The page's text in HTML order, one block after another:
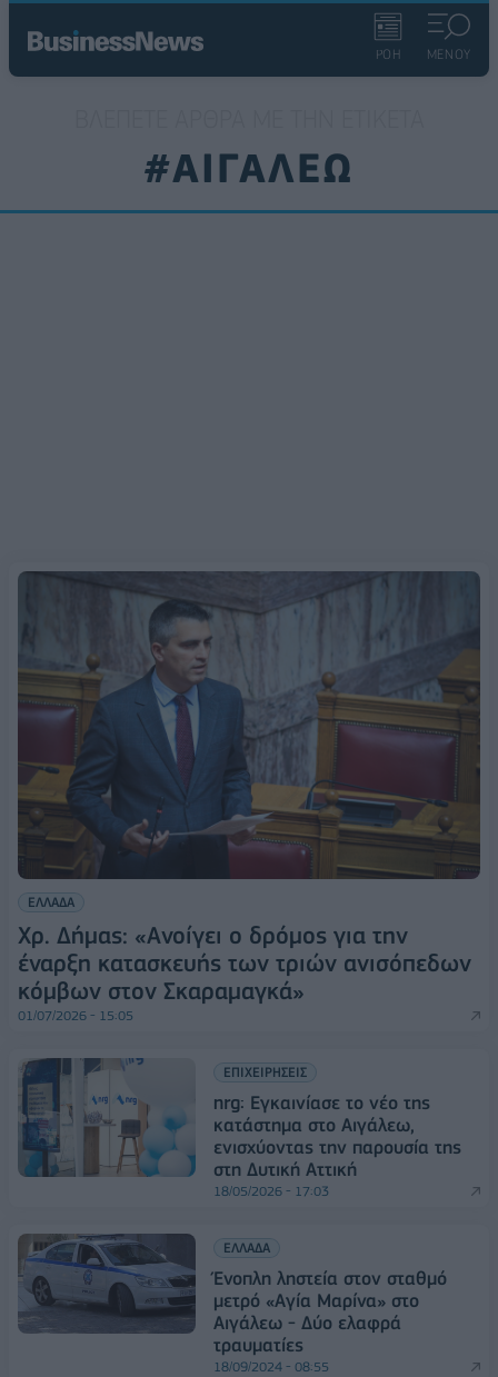
ΡΟΗ ΜΕΝΟΥ
#ΑΙΓΑΛΕΩ
ΕΛΛΑΔΑ
Χρ. Δήμας: «Ανοίγει ο δρόμος για την
έναρξη κατασκευής των τριών ανισόπεδων
κόμβων στον Σκαραμαγκά»
01/07/2026 - 15:05
ΕΠΙΧΕΙΡΗΣΕΙΣ
nrg: Εγκαινίασε το νέο της
κατάστημα στο Αιγάλεω,
ενισχύοντας την παρουσία της
στη Δυτική Αττική
18/05/2026 - 17:03
ΕΛΛΑΔΑ
Ένοπλη ληστεία στον σταθμό
μετρό «Αγία Μαρίνα» στο
Αιγάλεω - Δύο ελαφρά
τραυματίες
18/09/2024 - 08:55